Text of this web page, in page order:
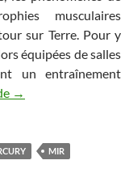
musculaires
sur Terre. Pour y
équipées de salles
un entraînement
Les Chroniques de
→
MIR